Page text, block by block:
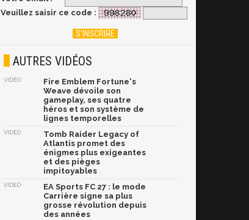
Veuillez saisir ce code :
AUTRES VIDÉOS
VIDÉO
Fire Emblem Fortune's
Weave dévoile son
gameplay, ses quatre
héros et son système de
lignes temporelles
VIDÉO
Tomb Raider Legacy of
Atlantis promet des
énigmes plus exigeantes
et des pièges
impitoyables
VIDÉO
EA Sports FC 27 : le mode
Carrière signe sa plus
grosse révolution depuis
des années